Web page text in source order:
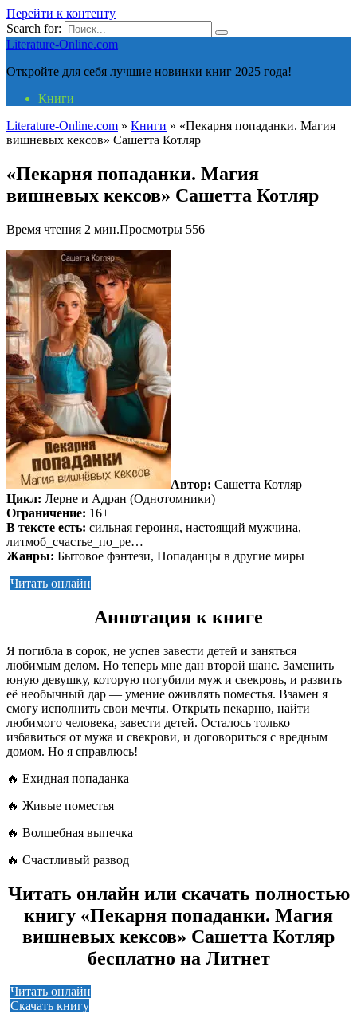
Перейти к контенту
Search for:
Literature-Online.com
Откройте для себя лучшие новинки книг 2025 года!
Книги
Literature-Online.com » Книги » «Пекарня попаданки. Магия
вишневых кексов» Сашетта Котляр
«Пекарня попаданки. Магия
вишневых кексов» Сашетта Котляр
Время чтения 2 мин.Просмотры 556
Автор: Сашетта Котляр
Цикл: Лерне и Адран (Однотомники)
Ограничение: 16+
В тексте есть: сильная героиня, настоящий мужчина,
литмоб_счастье_по_ре…
Жанры: Бытовое фэнтези, Попаданцы в другие миры
Читать онлайн
Аннотация к книге
Я погибла в сорок, не успев завести детей и заняться
любимым делом. Но теперь мне дан второй шанс. Заменить
юную девушку, которую погубили муж и свекровь, и развить
её необычный дар — умение оживлять поместья. Взамен я
смогу исполнить свои мечты. Открыть пекарню, найти
любимого человека, завести детей. Осталось только
избавиться от мужа и свекрови, и договориться с вредным
домом. Но я справлюсь!
🔥 Ехидная попаданка
🔥 Живые поместья
🔥 Волшебная выпечка
🔥 Счастливый развод
Читать онлайн или скачать полностью
книгу «Пекарня попаданки. Магия
вишневых кексов» Сашетта Котляр
бесплатно на Литнет
Читать онлайн
Скачать книгу